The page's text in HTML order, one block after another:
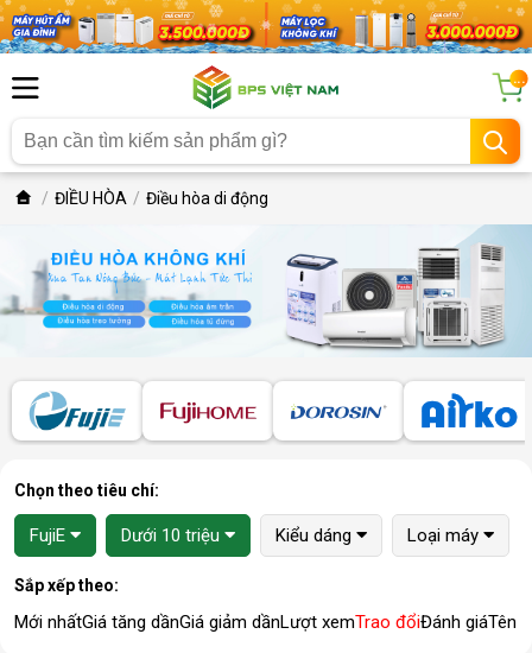
...
ĐIỀU HÒA Điều hòa di động
Chọn theo tiêu chí:
FujiE Dưới 10 triệu Kiểu dáng Loại máy
Sắp xếp theo:
Mới nhấtGiá tăng dầnGiá giảm dầnLượt xemTrao đổiĐánh giáTên